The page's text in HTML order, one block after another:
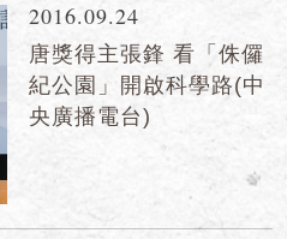
2016.09.24
唐獎得主張鋒 看「侏儸
紀公園」開啟科學路(中
央廣播電台)